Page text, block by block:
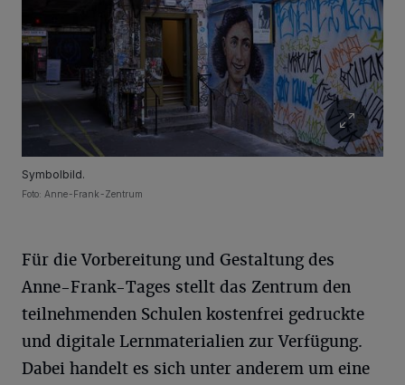
Symbolbild.
Foto: Anne-Frank-Zentrum
Für die Vorbereitung und Gestaltung des
Anne-Frank-Tages stellt das Zentrum den
teilnehmenden Schulen kostenfrei gedruckte
und digitale Lernmaterialien zur Verfügung.
Dabei handelt es sich unter anderem um eine